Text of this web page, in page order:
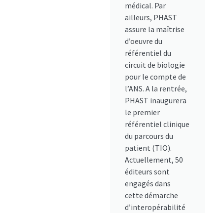
médical. Par
ailleurs, PHAST
assure la maîtrise
d’oeuvre du
référentiel du
circuit de biologie
pour le compte de
l’ANS. A la rentrée,
PHAST inaugurera
le premier
référentiel clinique
du parcours du
patient (TIO).
Actuellement, 50
éditeurs sont
engagés dans
cette démarche
d’interopérabilité